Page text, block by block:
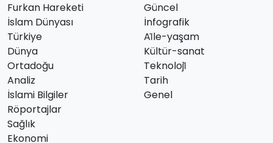
Furkan Hareketi
İslam Dünyası
Türkiye
Dünya
Ortadoğu
Analiz
İslami Bilgiler
Röportajlar
Sağlık
Ekonomi
Güncel
İnfografik
Ai̇le-yaşam
Kültür-sanat
Teknoloji̇
Tarih
Genel